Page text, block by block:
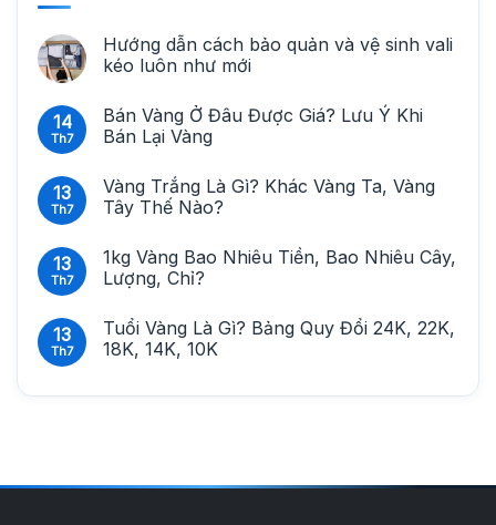
Hướng dẫn cách bảo quản và vệ sinh vali
kéo luôn như mới
14
Th7
Bán Vàng Ở Đâu Được Giá? Lưu Ý Khi
Bán Lại Vàng
13
Th7
Vàng Trắng Là Gì? Khác Vàng Ta, Vàng
Tây Thế Nào?
13
Th7
1kg Vàng Bao Nhiêu Tiền, Bao Nhiêu Cây,
Lượng, Chỉ?
13
Th7
Tuổi Vàng Là Gì? Bảng Quy Đổi 24K, 22K,
18K, 14K, 10K